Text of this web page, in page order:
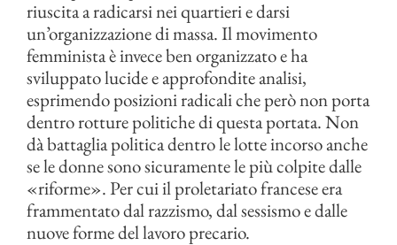
riuscita a radicarsi nei quartieri e darsi
un’organizzazione di massa. Il movimento
femminista è invece ben organizzato e ha
sviluppato lucide e approfondite analisi,
esprimendo posizioni radicali che però non porta
dentro rotture politiche di questa portata. Non
dà battaglia politica dentro le lotte incorso anche
se le donne sono sicuramente le più colpite dalle
«riforme». Per cui il proletariato francese era
frammentato dal razzismo, dal sessismo e dalle
nuove forme del lavoro precario.